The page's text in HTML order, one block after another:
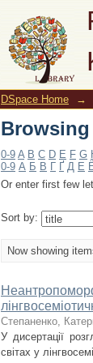
DSpace Home →
0-9 A B C D E F G
0-9 А Б В Г Ґ Д Е
Or enter first few
Sort by:
Now showing
Степаненко,
У дисертації
світах у